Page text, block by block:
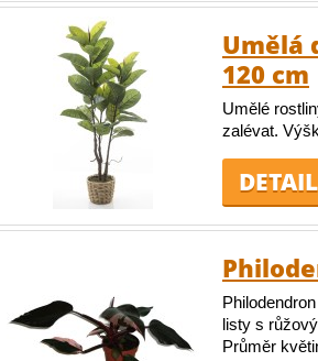
Umělá
120 cm
Umělé
zalévat.
DETAIL
listy s
Průměr